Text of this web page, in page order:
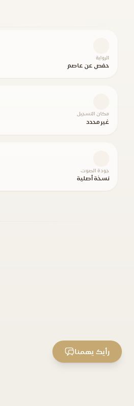
الرواية
حفص عن عاصم
مكان التسجيل
غير محدد
جودة الصوت
نسخة أصلية
رأيك يهمنا